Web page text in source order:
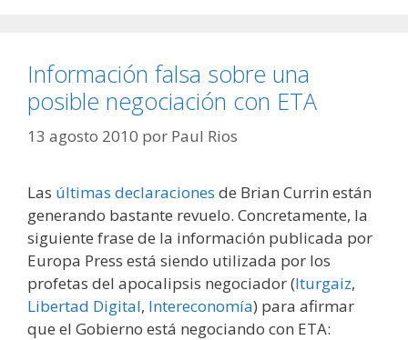
Información falsa sobre una
posible negociación con ETA
13 agosto 2010 por Paul Rios
Las últimas declaraciones de Brian Currin están
generando bastante revuelo. Concretamente, la
siguiente frase de la información publicada por
Europa Press está siendo utilizada por los
profetas del apocalipsis negociador (Iturgaiz,
Libertad Digital, Intereconomía) para afirmar
que el Gobierno está negociando con ETA: